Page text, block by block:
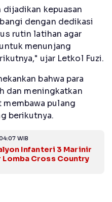
dijadikan kepuasan
dengan dedikasi
rutin latihan agar
menunjang
ujar Letkol Fuzi.
bahwa para
dan meningkatkan
membawa pulang
berikutnya.
WIB
Infanteri 3 Marinir
Cross Country